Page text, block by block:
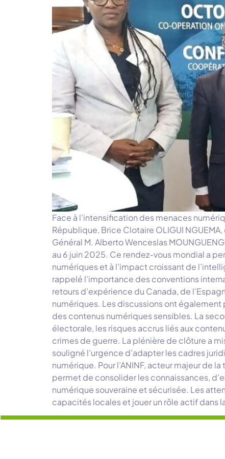
Face à l’intensification des menaces
République, Brice Clotaire OLIGUI
Général M. Alberto Wenceslas
au 6 juin 2025. Ce rendez-vous mondial a
numériques et à l’impact croissant de
rappelé l’importance des conventions
retours d’expérience du Canada, de
numériques. Les discussions ont
des contenus numériques sensibles. La
électorale, les risques accrus liés aux
crimes de guerre. La plénière de clôture a
souligné l’urgence d’adapter les cadres
numérique. Pour l’ANINF, acteur majeur
permet de consolider les connaissances,
numérique souveraine et sécurisée. Les
capacités locales et jouer un rôle actif dans